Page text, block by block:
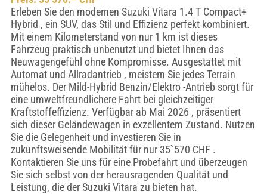
Erleben Sie den modernen Suzuki Vitara 1.4 T Compact+
Hybrid , ein SUV, das Stil und Effizienz perfekt kombiniert.
Mit einem Kilometerstand von nur 1 km ist dieses
Fahrzeug praktisch unbenutzt und bietet Ihnen das
Neuwagengefühl ohne Kompromisse. Ausgestattet mit
Automat und Allradantrieb , meistern Sie jedes Terrain
mühelos. Der Mild-Hybrid Benzin/Elektro -Antrieb sorgt für
eine umweltfreundlichere Fahrt bei gleichzeitiger
Kraftstoffeffizienz. Verfügbar ab Mai 2026 , präsentiert
sich dieser Geländewagen in exzellentem Zustand. Nutzen
Sie die Gelegenheit und investieren Sie in
zukunftsweisende Mobilität für nur 35`570 CHF .
Kontaktieren Sie uns für eine Probefahrt und überzeugen
Sie sich selbst von der herausragenden Qualität und
Leistung, die der Suzuki Vitara zu bieten hat.